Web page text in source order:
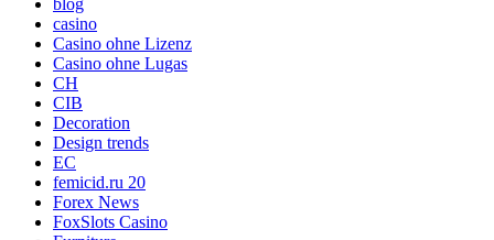
casino
Casino ohne Lizenz
Casino ohne Lugas
CH
CIB
Decoration
Design trends
EC
femicid.ru 20
Forex News
FoxSlots Casino